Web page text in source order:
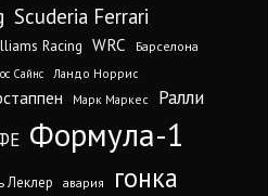
Scuderia Ferrari
Racing WRC
Барселона
Сайнс Ландо Норрис
Марк Маркес Ралли
Формула-1
Леклер авария гонка